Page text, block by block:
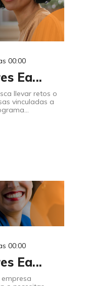
00:00
Ea...
llevar retos o
vinculadas a
00:00
Ea...